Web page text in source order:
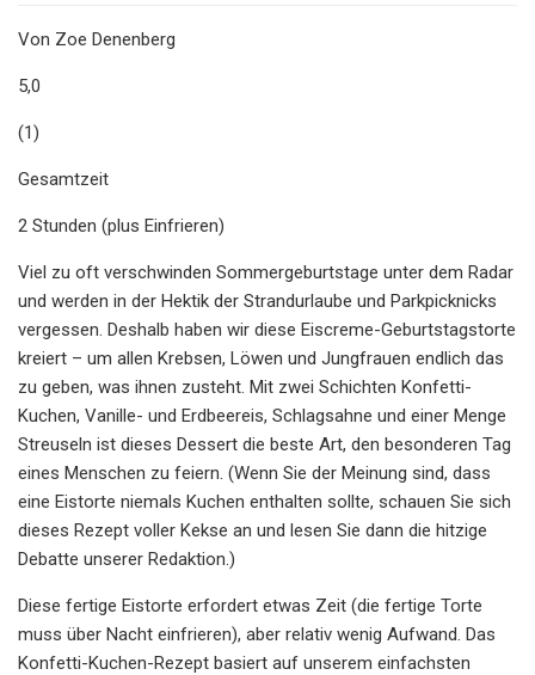
Von Zoe Denenberg
5,0
(1)
Gesamtzeit
2 Stunden (plus Einfrieren)
Viel zu oft verschwinden Sommergeburtstage unter dem Radar
und werden in der Hektik der Strandurlaube und Parkpicknicks
vergessen. Deshalb haben wir diese Eiscreme-Geburtstagstorte
kreiert – um allen Krebsen, Löwen und Jungfrauen endlich das
zu geben, was ihnen zusteht. Mit zwei Schichten Konfetti-
Kuchen, Vanille- und Erdbeereis, Schlagsahne und einer Menge
Streuseln ist dieses Dessert die beste Art, den besonderen Tag
eines Menschen zu feiern. (Wenn Sie der Meinung sind, dass
eine Eistorte niemals Kuchen enthalten sollte, schauen Sie sich
dieses Rezept voller Kekse an und lesen Sie dann die hitzige
Debatte unserer Redaktion.)
Diese fertige Eistorte erfordert etwas Zeit (die fertige Torte
muss über Nacht einfrieren), aber relativ wenig Aufwand. Das
Konfetti-Kuchen-Rezept basiert auf unserem einfachsten